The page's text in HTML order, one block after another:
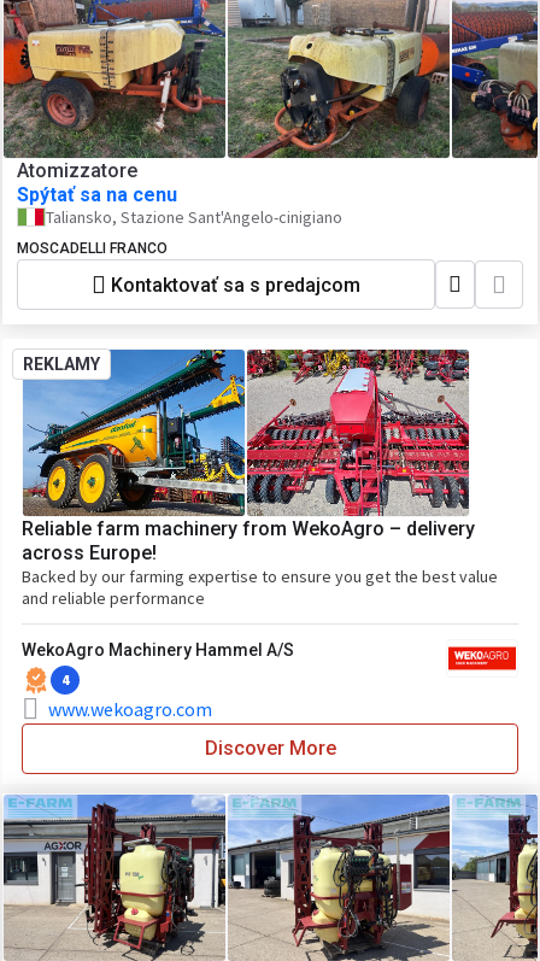
Atomizzatore
Spýtať sa na cenu
Taliansko, Stazione Sant'Angelo-cinigiano
MOSCADELLI FRANCO
Kontaktovať sa s predajcom
REKLAMY
Reliable farm machinery from WekoAgro – delivery
across Europe!
Backed by our farming expertise to ensure you get the best value
and reliable performance
WekoAgro Machinery Hammel A/S
4
www.wekoagro.com
Discover More